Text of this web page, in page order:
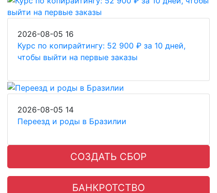
2026-08-05 16
Курс по копирайтингу: 52 900 ₽ за 10 дней,
чтобы выйти на первые заказы
2026-08-05 14
Переезд и роды в Бразилии
СОЗДАТЬ СБОР
БАНКРОТСТВО